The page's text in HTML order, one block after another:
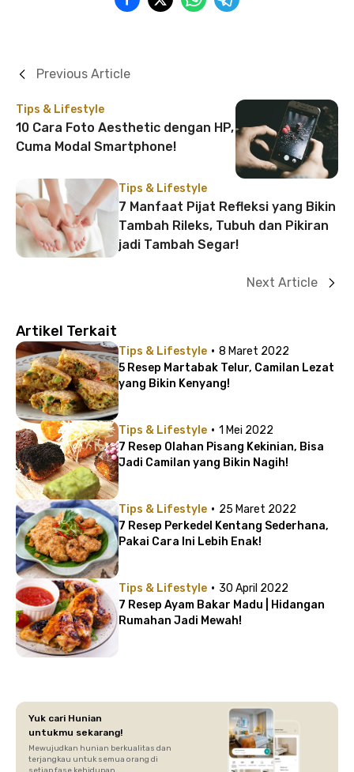
Tips & Lifestyle
10 Cara Foto Aesthetic dengan HP,
Cuma Modal Smartphone!
Previous Article
Tips & Lifestyle
7 Manfaat Pijat Refleksi yang Bikin
Tambah Rileks, Tubuh dan Pikiran
jadi Tambah Segar!
Next Article
Artikel Terkait
Tips & Lifestyle · 8 Maret 2022
5 Resep Martabak Telur, Camilan Lezat
yang Bikin Kenyang!
Tips & Lifestyle · 1 Mei 2022
7 Resep Olahan Pisang Kekinian, Bisa
Jadi Camilan yang Bikin Nagih!
Tips & Lifestyle · 25 Maret 2022
7 Resep Perkedel Kentang Sederhana,
Pakai Cara Ini Lebih Enak!
Tips & Lifestyle · 30 April 2022
7 Resep Ayam Bakar Madu | Hidangan
Rumahan Jadi Mewah!
Yuk cari Hunian
untukmu sekarang!
Mewujudkan hunian berkualitas dan
terjangkau untuk semua orang di